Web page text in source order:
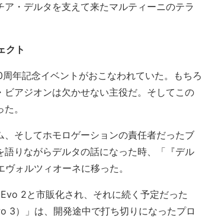
・デルタを支えて来たマルティーニのテラ
クト
年記念イベントがおこなわれていた。もちろ
アジオンは欠かせない主役だ。そしてこの
。
そしてホモロゲーションの責任者だったブ
りながらデルタの話になった時、「『デル
ォルツィオーネに移った。
2と市販化され、それに続く予定だった
3）」は、開発途中で打ち切りになったプロ